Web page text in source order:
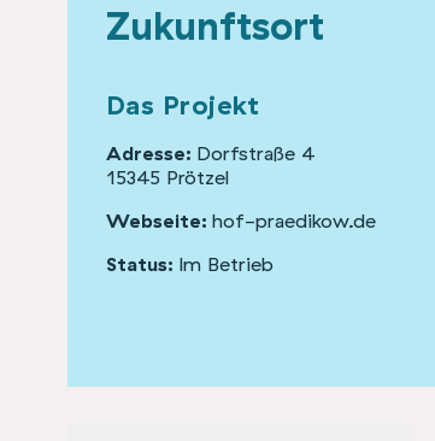
Zukunftsort
Das Projekt
Adresse: Dorfstraße 4
15345 Prötzel
Webseite: hof-praedikow.de
Status: Im Betrieb